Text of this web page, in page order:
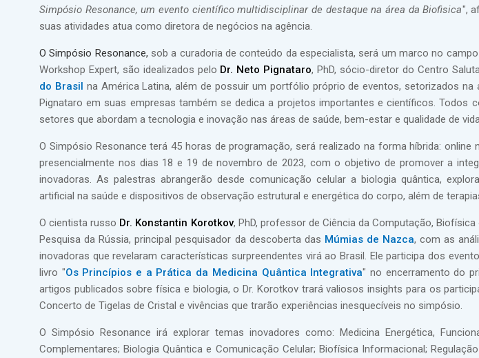
Simpósio Resonance, um evento científico multidisciplinar de destaque na área da Biofisica",
suas atividades atua como diretora de negócios na agência.
O Simpósio Resonance, sob a curadoria de conteúdo da especialista, será um marco no
Workshop Expert, são idealizados pelo Dr. Neto Pignataro, PhD, sócio-diretor do Centro
do Brasil na América Latina, além de possuir um portfólio próprio de eventos, setorizados na
Pignataro em suas empresas também se dedica a projetos importantes e científicos. Todos
setores que abordam a tecnologia e inovação nas áreas de saúde, bem-estar e qualidade de
O Simpósio Resonance terá 45 horas de programação, será realizado na forma híbrida: online
presencialmente nos dias 18 e 19 de novembro de 2023, com o objetivo de promover a
inovadoras. As palestras abrangerão desde comunicação celular a biologia quântica,
artificial na saúde e dispositivos de observação estrutural e energética do corpo, além de
O cientista russo Dr. Konstantin Korotkov, PhD, professor de Ciência da Computação,
Pesquisa da Rússia, principal pesquisador da descoberta das Múmias de Nazca, com as
inovadoras que revelaram características surpreendentes virá ao Brasil. Ele participa dos
livro "Os Princípios e a Prática da Medicina Quântica Integrativa" no encerramento do
artigos publicados sobre física e biologia, o Dr. Korotkov trará valiosos insights para os
Concerto de Tigelas de Cristal e vivências que trarão experiências inesquecíveis no simpósio.
O Simpósio Resonance irá explorar temas inovadores como: Medicina Energética,
Complementares; Biologia Quântica e Comunicação Celular; Biofísica Informacional;